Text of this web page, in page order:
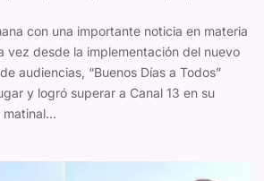
con una importante noticia en materia
vez desde la implementación del nuevo
audiencias, “Buenos Días a Todos”
y logró superar a Canal 13 en su
matinal...